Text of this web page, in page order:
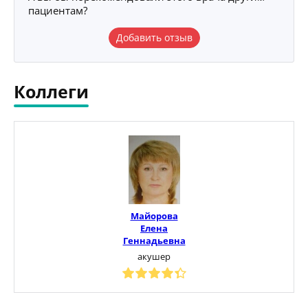
пациентам?
Добавить отзыв
Коллеги
Майорова
Елена
Геннадьевна
акушер